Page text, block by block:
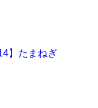
】たまねぎ